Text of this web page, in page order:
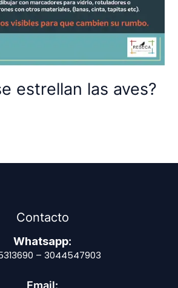
estrellan las aves?
Contacto
Whatsapp:
– 3044547903
Email: